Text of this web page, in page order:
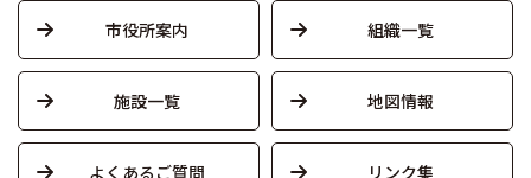
市役所案内 組織一覧
施設一覧 地図情報
よくあるご質問 リンク集